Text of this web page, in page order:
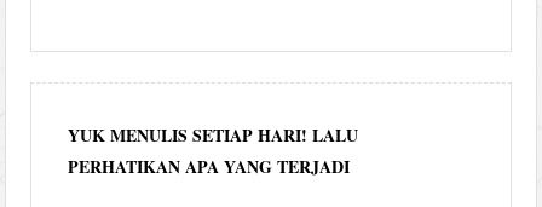
YUK MENULIS SETIAP HARI! LALU
PERHATIKAN APA YANG TERJADI